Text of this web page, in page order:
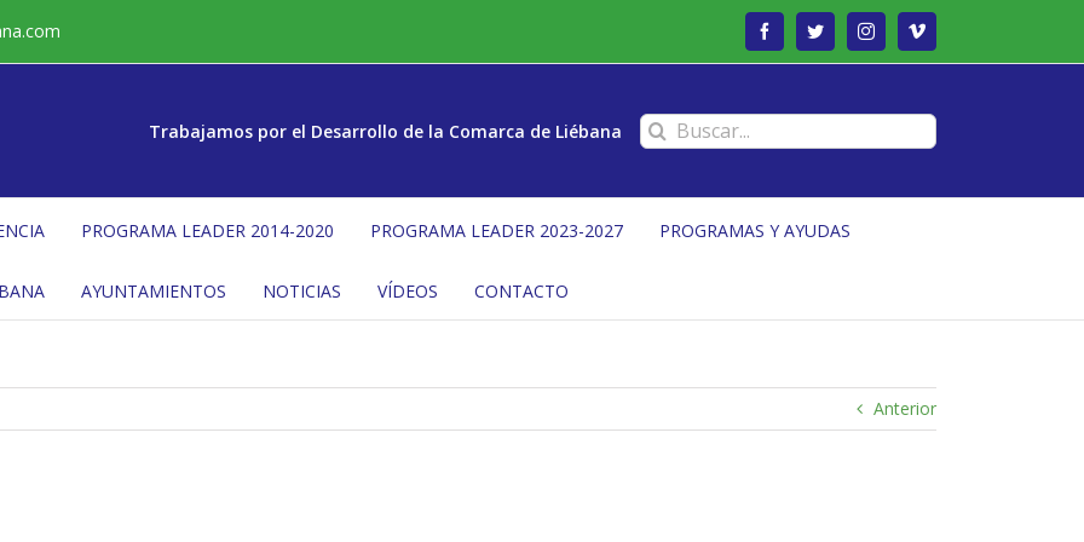
FacebookTwitterInstagramVimeo
Trabajamos por el Desarrollo de la Comarca de Liébana Buscar:
PROGRAMA LEADER 2014-2020 PROGRAMA LEADER 2023-2027 PROGRAMAS Y AYUDAS
AYUNTAMIENTOS NOTICIAS VÍDEOS CONTACTO
Anterior